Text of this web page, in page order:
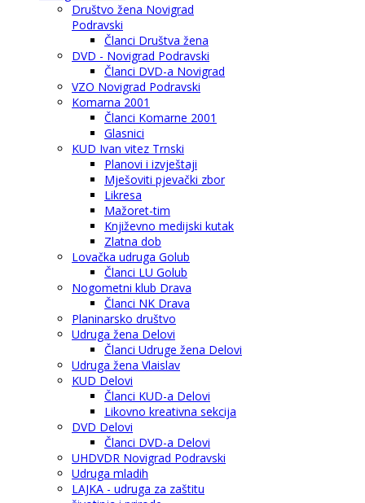
Društvo žena Novigrad
Podravski
Članci Društva žena
DVD - Novigrad Podravski
Članci DVD-a Novigrad
VZO Novigrad Podravski
Komarna 2001
Članci Komarne 2001
Glasnici
KUD Ivan vitez Trnski
Planovi i izvještaji
Mješoviti pjevački zbor
Likresa
Mažoret-tim
Književno medijski kutak
Zlatna dob
Lovačka udruga Golub
Članci LU Golub
Nogometni klub Drava
Članci NK Drava
Planinarsko društvo
Udruga žena Delovi
Članci Udruge žena Delovi
Udruga žena Vlaislav
KUD Delovi
Članci KUD-a Delovi
Likovno kreativna sekcija
DVD Delovi
Članci DVD-a Delovi
UHDVDR Novigrad Podravski
Udruga mladih
LAJKA - udruga za zaštitu